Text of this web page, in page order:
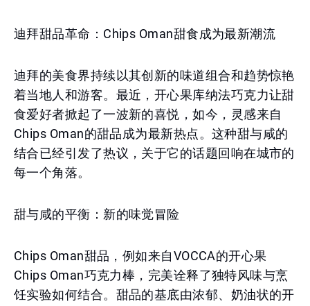
迪拜甜品革命：Chips Oman甜食成为最新潮流
迪拜的美食界持续以其创新的味道组合和趋势惊艳
着当地人和游客。最近，开心果库纳法巧克力让甜
食爱好者掀起了一波新的喜悦，如今，灵感来自
Chips Oman的甜品成为最新热点。这种甜与咸的
结合已经引发了热议，关于它的话题回响在城市的
每一个角落。
甜与咸的平衡：新的味觉冒险
Chips Oman甜品，例如来自VOCCA的开心果
Chips Oman巧克力棒，完美诠释了独特风味与烹
饪实验如何结合。甜品的基底由浓郁、奶油状的开